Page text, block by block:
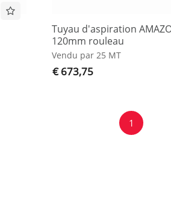
Tuyau d'aspiration
120mm rouleau
Vendu par 25 MT
€ 673,75
1